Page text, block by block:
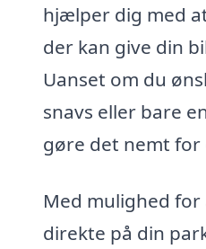
hjælper dig med
der kan give din
Uanset om du
snavs eller bare
gøre det nemt for
Med mulighed
direkte på din